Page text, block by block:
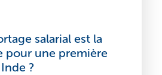
salarial est la
pour une première
?